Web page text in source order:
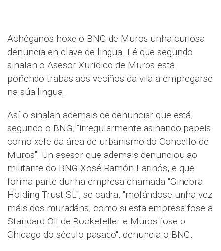
Achéganos hoxe o BNG de Muros unha curiosa
denuncia en clave de lingua. I é que segundo
sinalan o Asesor Xurídico de Muros está
poñendo trabas aos veciños da vila a empregarse
na súa lingua.
Así o sinalan ademais de denunciar que está,
segundo o BNG, "irregularmente asinando papeis
como xefe da área de urbanismo do Concello de
Muros". Un asesor que ademais denunciou ao
militante do BNG Xosé Ramón Farinós, e que
forma parte dunha empresa chamada "Ginebra
Holding Trust SL", se cadra, "mofándose unha vez
máis dos muradáns, como si esta empresa fose a
Standard Oil de Rockefeller e Muros fose o
Chicago do século pasado", denuncia o BNG.